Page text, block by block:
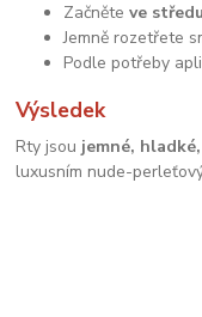
Začněteve
Jemně rozetřete
Podle potřeby
Výsledek
Rty jsou jemné,
luxusním nude-